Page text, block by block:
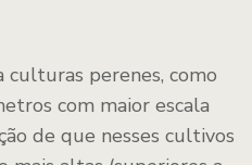
culturas perenes, como
com maior escala
de que nesses cultivos